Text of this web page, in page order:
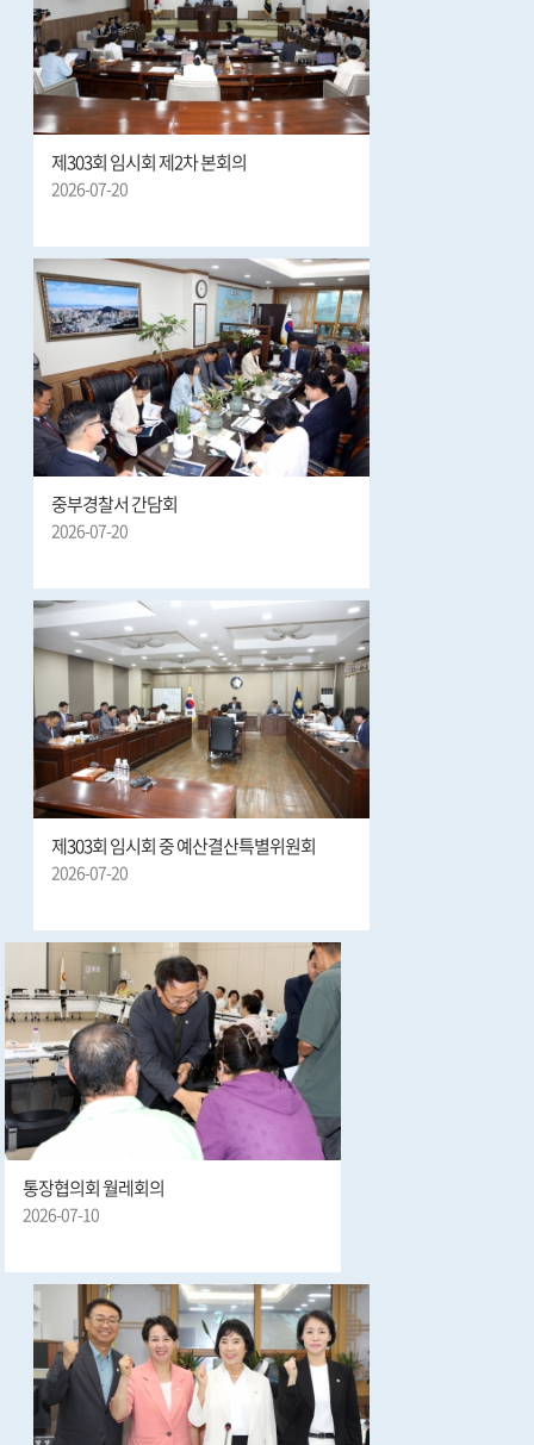
제303회 임시회 제2차 본회의
2026-07-20
중부경찰서 간담회
2026-07-20
제303회 임시회 중 예산결산특별위원회
2026-07-20
통장협의회 월레회의
2026-07-10